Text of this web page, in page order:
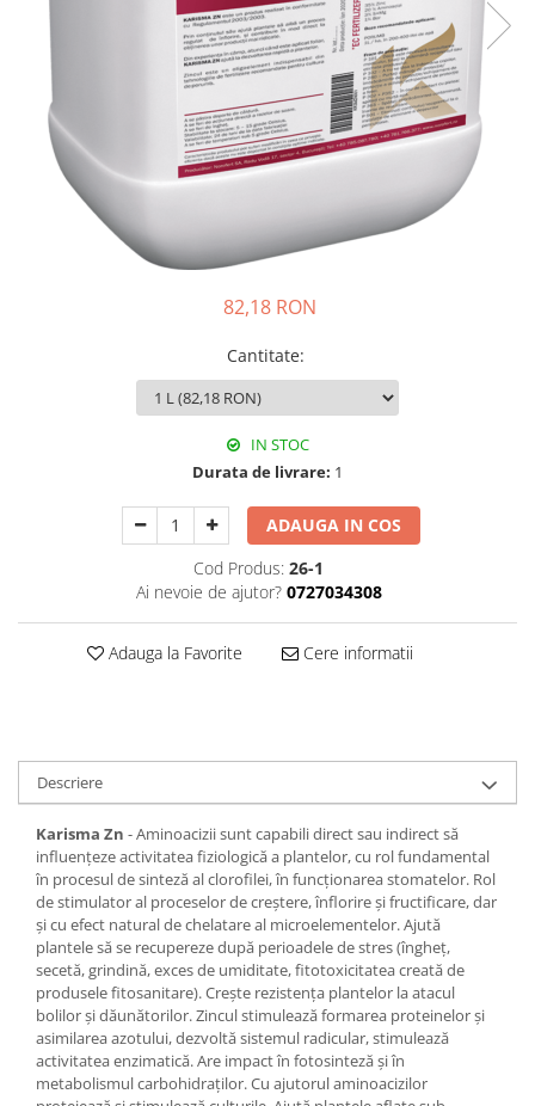
82,18 RON
Cantitate:
IN STOC
Durata de livrare: 1
ADAUGA IN COS
Cod Produs: 26-1
Ai nevoie de ajutor? 0727034308
Adauga la Favorite Cere informatii
Descriere
Karisma Zn - Aminoacizii sunt capabili direct sau indirect să
influențeze activitatea fiziologică a plantelor, cu rol fundamental
în procesul de sinteză al clorofilei, în funcționarea stomatelor. Rol
de stimulator al proceselor de creștere, înflorire și fructificare, dar
și cu efect natural de chelatare al microelementelor. Ajută
plantele să se recupereze după perioadele de stres (îngheț,
secetă, grindină, exces de umiditate, fitotoxicitatea creată de
produsele fitosanitare). Crește rezistența plantelor la atacul
bolilor și dăunătorilor. Zincul stimulează formarea proteinelor și
asimilarea azotului, dezvoltă sistemul radicular, stimulează
activitatea enzimatică. Are impact în fotosinteză și în
metabolismul carbohidraților. Cu ajutorul aminoacizilor